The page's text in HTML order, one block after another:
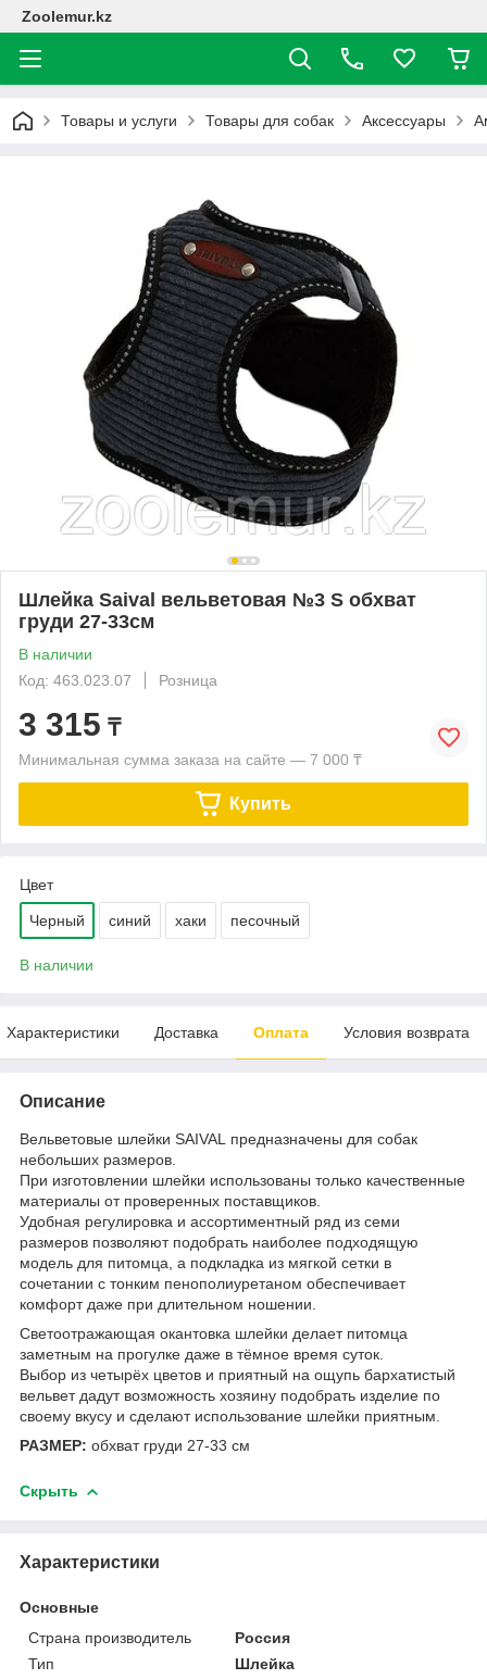
Zoolemur.kz
Товары и услуги Товары для собак Аксессуары
Шлейка Saival вельветовая №3 S обхват
груди 27-33см
В наличии
Код: 463.023.07
Розница
3 315 ₸
Минимальная сумма заказа на сайте — 7 000 ₸
Купить
Цвет
Черный синий хаки песочный
В наличии
Характеристики Доставка Оплата Условия возврата
Описание
Вельветовые шлейки SAIVAL предназначены для собак
небольших размеров.
При изготовлении шлейки использованы только качественные
материалы от проверенных поставщиков.
Удобная регулировка и ассортиментный ряд из семи
размеров позволяют подобрать наиболее подходящую
модель для питомца, а подкладка из мягкой сетки в
сочетании с тонким пенополиуретаном обеспечивает
комфорт даже при длительном ношении.
Светоотражающая окантовка шлейки делает питомца
заметным на прогулке даже в тёмное время суток.
Выбор из четырёх цветов и приятный на ощупь бархатистый
вельвет дадут возможность хозяину подобрать изделие по
своему вкусу и сделают использование шлейки приятным.
РАЗМЕР: обхват груди 27-33 см
Скрыть
Характеристики
Основные
Страна производитель
Россия
Тип
Шлейка